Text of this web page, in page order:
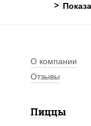
О компании
Отзывы
Пиццы